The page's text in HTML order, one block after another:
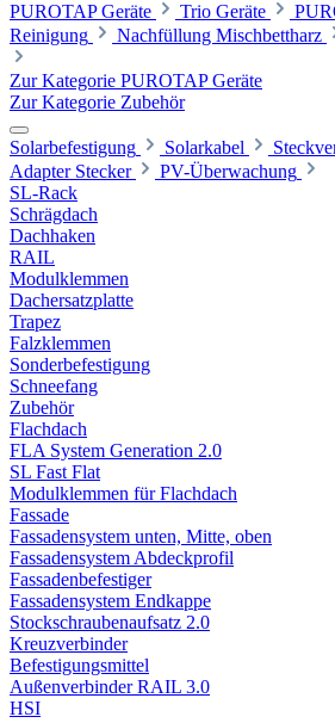
PUROTAP Geräte Trio Geräte
Reinigung
Nachfüllung Mischbettharz
Zur Kategorie PUROTAP Geräte
Zur Kategorie Zubehör
Solarbefestigung Solarkabel
Adapter Stecker
PV-Überwachung
SL-Rack
Schrägdach
Dachhaken
RAIL
Modulklemmen
Dachersatzplatte
Trapez
Falzklemmen
Sonderbefestigung
Schneefang
Zubehör
Flachdach
FLA System Generation 2.0
SL Fast Flat
Modulklemmen für Flachdach
Fassade
Fassadensystem unten, Mitte, oben
Fassadensystem Abdeckprofil
Fassadenbefestiger
Fassadensystem Endkappe
Stockschrauben­aufsatz 2.0
Kreuzverbinder
Befestigungsmittel
Außenverbinder RAIL 3.0
HSI